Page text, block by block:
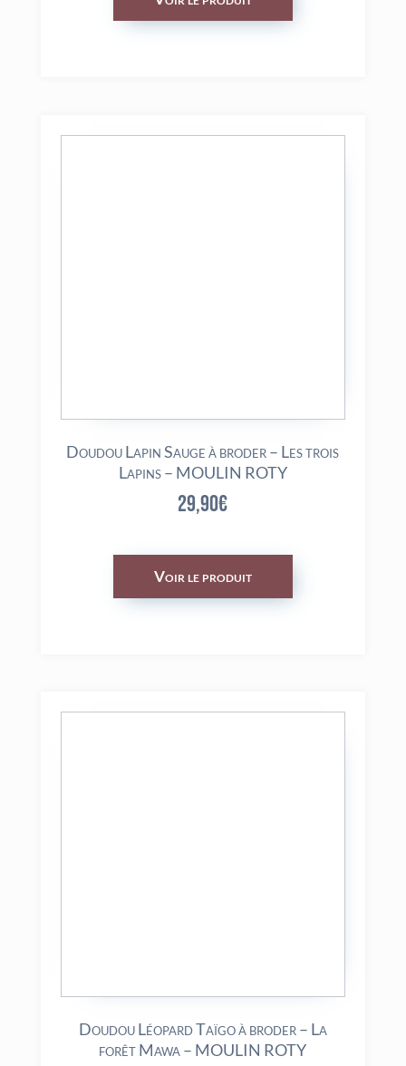
Doudou Lapin Sauge à broder – Les trois
Lapins – MOULIN ROTY
29,90€
Voir le produit
Doudou Léopard Taïgo à broder – La
forêt Mawa – MOULIN ROTY